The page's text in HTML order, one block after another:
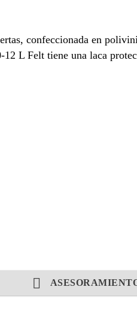
confeccionada en
L Felt tiene una laca